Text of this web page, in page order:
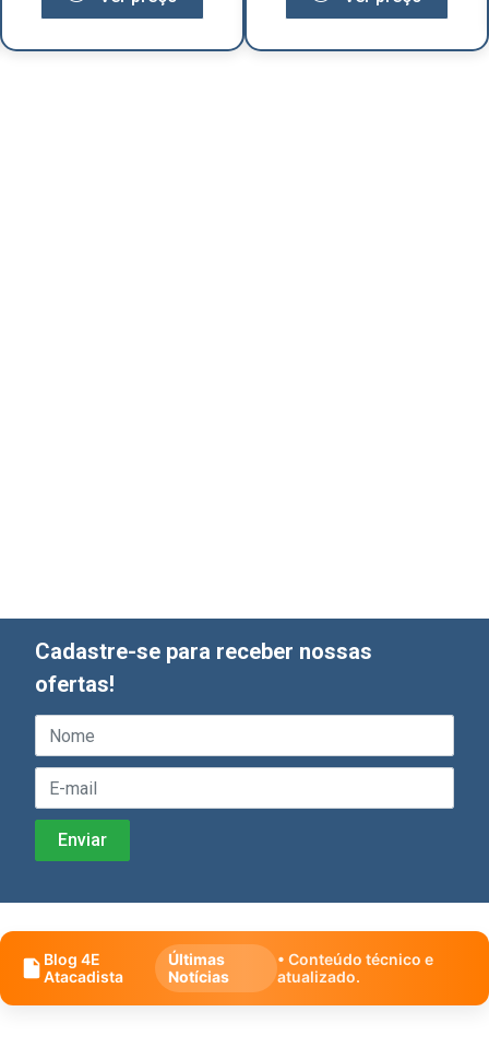
Cadastre-se para receber nossas
ofertas!
Blog 4E
Atacadista
Últimas
Notícias
• Conteúdo técnico e
atualizado.